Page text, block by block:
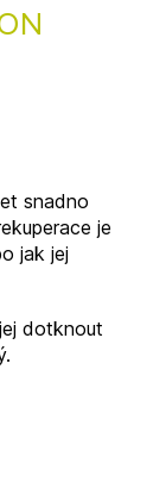
snadno
je
jak jej
dotknout